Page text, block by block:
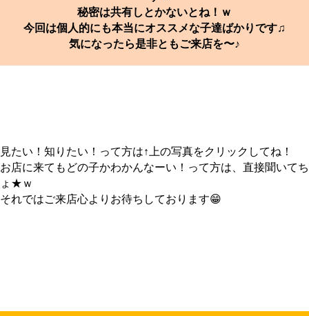
秘密は共有しとかないとね！ｗ
今回は個人的にも本当にオススメな子達ばかりです♫
気になったら是非ともご来店を〜♪
見たい！知りたい！って方は↑上の写真をクリックしてね！
お店に来てもどの子かわかんなーい！って方は、直接聞いてち
ょ★ｗ
それではご来店心よりお待ちしております😁